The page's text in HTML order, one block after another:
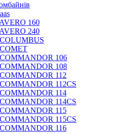
160
240
106
108
112
112CS
114
114CS
115
115CS
116